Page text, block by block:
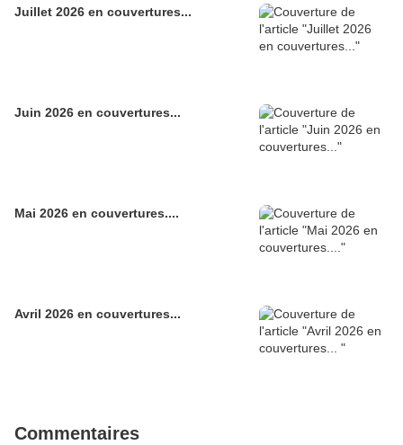
Juillet 2026 en couvertures...
Juin 2026 en couvertures...
Mai 2026 en couvertures....
Avril 2026 en couvertures...
Commentaires